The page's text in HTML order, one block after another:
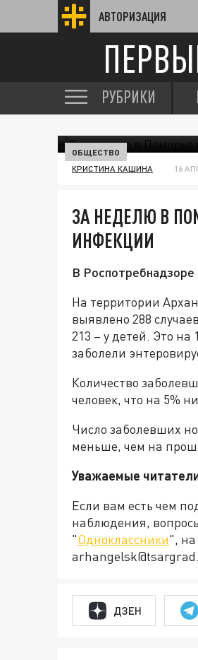
АВТОРИЗАЦИЯ
РУБРИКИ
ОБЩЕСТВО
КРИСТИНА КАШИНА 16
ЗА НЕДЕЛЮ В
ИНФЕКЦИИ
В
На территории
выявлено 288
213 – у детей. Это
заболели
Количество
человек, что на 5%
Число заболевших
меньше, чем на
Уважаемые
Если вам есть чем
наблюдения,
"Одноклассники",
ДЗЕН